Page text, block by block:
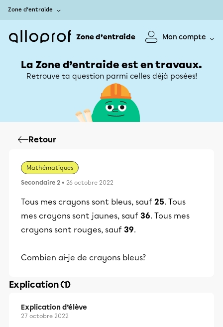
Zone d’entraide
Zone d’entraide Mon compte
La Zone d’entraide est en travaux.
Retrouve ta question parmi celles déjà posées!
Retour
Mathématiques
Secondaire 2 • 26 octobre 2022
Tous mes crayons sont bleus, sauf 25. Tous
mes crayons sont jaunes, sauf 36. Tous mes
crayons sont rouges, sauf 39.
Combien ai-je de crayons bleus?
Explication (1)
Explication d’élève
27 octobre 2022